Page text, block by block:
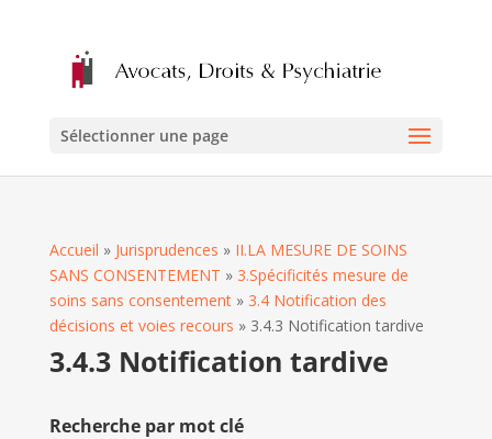
Sélectionner une page
Accueil » Jurisprudences » II.LA MESURE DE SOINS
SANS CONSENTEMENT » 3.Spécificités mesure de
soins sans consentement» 3.4 Notification des
décisions et voies recours » 3.4.3 Notification tardive
3.4.3 Notification tardive
Recherche par mot clé